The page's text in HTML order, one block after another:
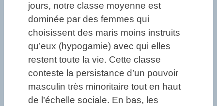
jours, notre classe moyenne est
dominée par des femmes qui
choisissent des maris moins instruits
qu’eux (hypogamie) avec qui elles
restent toute la vie. Cette classe
conteste la persistance d’un pouvoir
masculin très minoritaire tout en haut
de l’échelle sociale. En bas, les